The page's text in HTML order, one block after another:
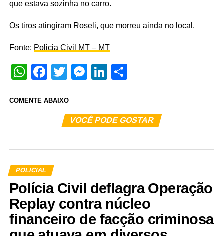
que estava sozinha no carro.
Os tiros atingiram Roseli, que morreu ainda no local.
Fonte: Policia Civil MT – MT
WhatsApp
Facebook
TwitterMessenger
LinkedIn
COMENTE ABAIXO
VOCÊ PODE GOSTAR
POLICIAL
Polícia Civil deflagra Operação
Replay contra núcleo
financeiro de facção criminosa